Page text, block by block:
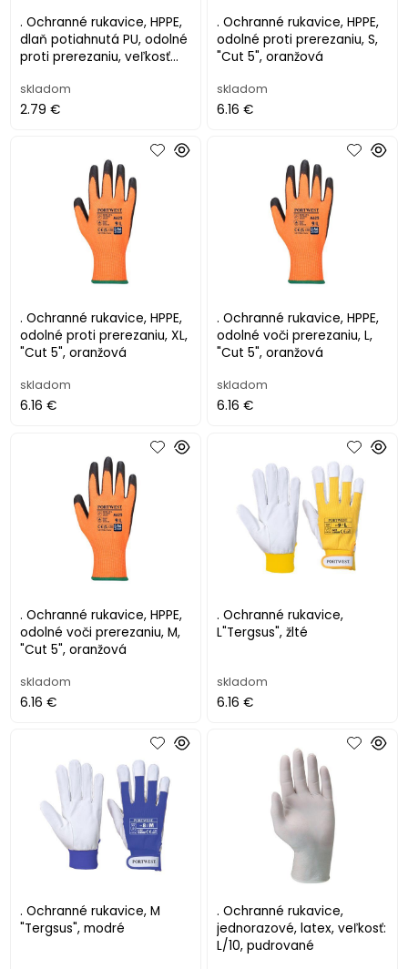
. Ochranné rukavice, HPPE,
dlaň potiahnutá PU, odolné
proti prerezaniu, veľkosť
skladom
2.79 €
. Ochranné rukavice, HPPE,
odolné proti prerezaniu, S,
"Cut 5", oranžová
skladom
6.16 €
. Ochranné rukavice, HPPE,
odolné proti prerezaniu, XL,
"Cut 5", oranžová
skladom
6.16 €
. Ochranné rukavice, HPPE,
odolné voči prerezaniu, L,
"Cut 5", oranžová
skladom
6.16 €
. Ochranné rukavice, HPPE,
odolné voči prerezaniu, M,
"Cut 5", oranžová
skladom
6.16 €
. Ochranné rukavice,
L"Tergsus", žlté
skladom
6.16 €
. Ochranné rukavice, M
"Tergsus", modré
. Ochranné rukavice,
jednorazové, latex, veľkosť:
L/10, pudrované